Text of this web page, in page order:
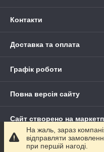
Контакти
Доставка та оплата
Графік роботи
Повна версія сайту
Сайт створено на
Політика конфіденційності
На жаль, зараз
відправляти
при першій нагоді.